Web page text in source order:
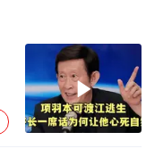
中方回应是否在太平洋海底开采稀土
27岁女子成组织卖淫集团主犯被通缉
法国将禁止“未经同意的电话营销”